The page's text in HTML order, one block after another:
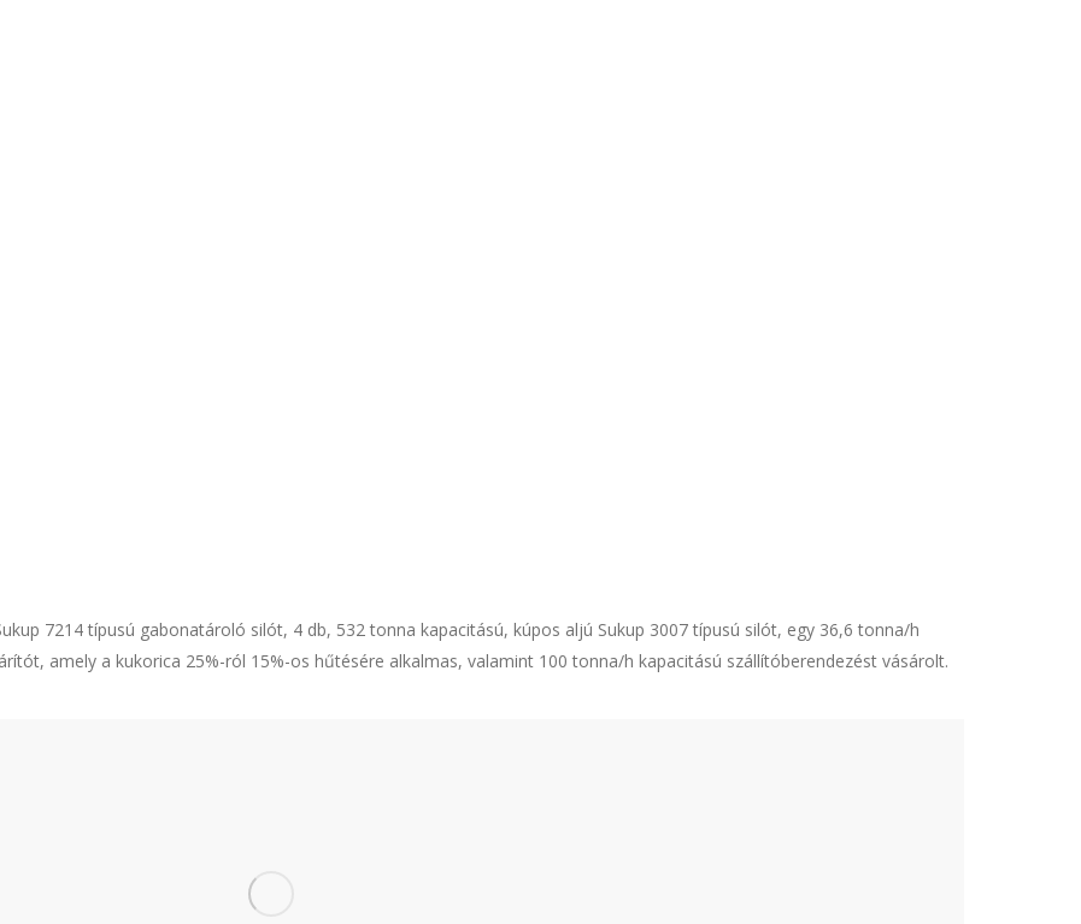
7214 típusú gabonatároló silót, 4 db, 532 tonna kapacitású, kúpos aljú Sukup 3007 típusú silót, egy 36,6 tonna/h
amely a kukorica 25%-ról 15%-os hűtésére alkalmas, valamint 100 tonna/h kapacitású szállítóberendezést vásárolt.